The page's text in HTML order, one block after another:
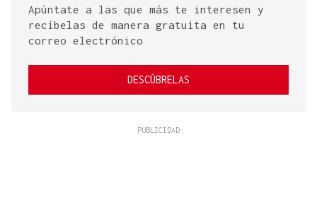
Apúntate a las que más te interesen y
recíbelas de manera gratuita en tu
correo electrónico
DESCÚBRELAS